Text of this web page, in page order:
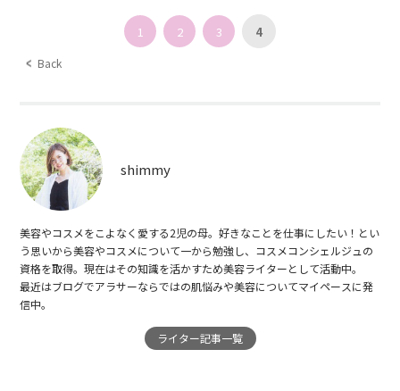
Back
1 2 3 4
shimmy
美容やコスメをこよなく愛する2児の母。好きなことを仕事にしたい！とい
う思いから美容やコスメについて一から勉強し、コスメコンシェルジュの
資格を取得。現在はその知識を活かすため美容ライターとして活動中。
最近はブログでアラサーならではの肌悩みや美容についてマイペースに発
信中。
ライター記事一覧